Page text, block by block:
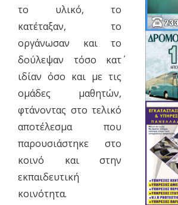
το υλικό, το
κατέταξαν, το
οργάνωσαν και το
δούλεψαν τόσο κατ΄
ιδίαν όσο και με τις
ομάδες μαθητών,
φτάνοντας στο τελικό
αποτέλεσμα που
παρουσιάστηκε στο
κοινό και στην
εκπαιδευτική
κοινότητα.